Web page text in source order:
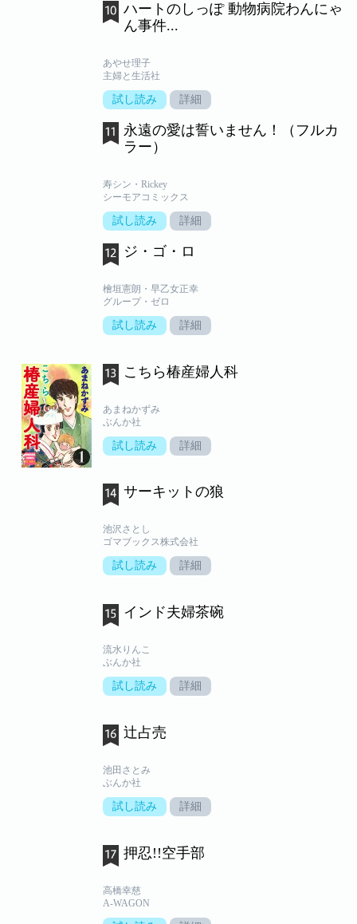
ハートのしっぽ 動物病院わんにゃ
ん事件...
あやせ理子
主婦と生活社
試し読み 詳細
永遠の愛は誓いません！（フルカ
ラー）
寿シン・Rickey
シーモアコミックス
試し読み 詳細
ジ・ゴ・ロ
檜垣憲朗・早乙女正幸
グループ・ゼロ
試し読み 詳細
こちら椿産婦人科
あまねかずみ
ぶんか社
試し読み 詳細
サーキットの狼
池沢さとし
ゴマブックス株式会社
試し読み 詳細
インド夫婦茶碗
流水りんこ
ぶんか社
試し読み 詳細
辻占売
池田さとみ
ぶんか社
試し読み 詳細
押忍!!空手部
高橋幸慈
A-WAGON